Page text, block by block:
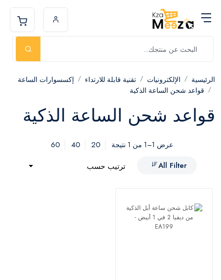
الرئيسية الإلكترونيات تقنية قابلة للارتداء
إكسسوارات الساعة
قواعد شحن الساعة الذكية
قواعد شحن الساعة الذكية
عرض 1–1 من 1 نتيجة 20
40
60
All Filter
ترتيب حسب